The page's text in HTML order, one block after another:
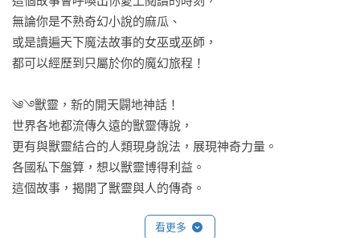
無論你是不熟奇幻小說的麻瓜、
或是讀遍天下魔法故事的女巫或巫師，
都可以經歷到只屬於你的魔幻旅程！
༄࿓獸靈，新的開天闢地神話！
世界各地都流傳久遠的獸靈傳說，
更有與獸靈結合的人類現身說法，展現神奇力量。
各國私下盤算，想以獸靈博得利益。
這個故事，揭開了獸靈與人的傳奇。
看更多